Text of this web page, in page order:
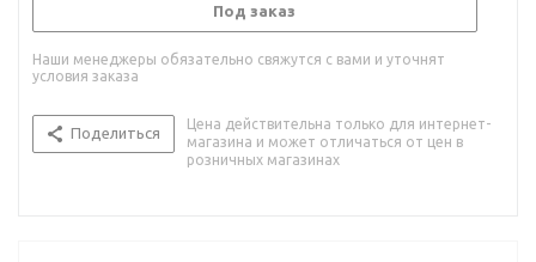
Под заказ
Наши менеджеры обязательно свяжутся с вами и уточнят
условия заказа
Поделиться
Цена действительна только для интернет-
магазина и может отличаться от цен в
розничных магазинах